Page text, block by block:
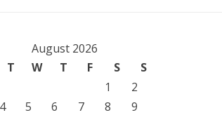
August 2026
T W T F S
S
1
2
4 5 6 7 8
9